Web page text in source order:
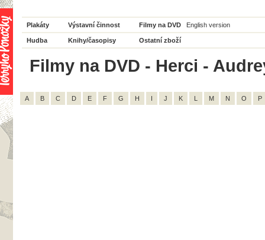
Plakáty Výstavní činnost Filmy na DVD English version
Hudba Knihy/časopisy Ostatní zboží
Filmy na DVD - Herci -
A B C D E F G H I J K L M N O P